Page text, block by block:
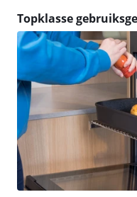
Topklasse